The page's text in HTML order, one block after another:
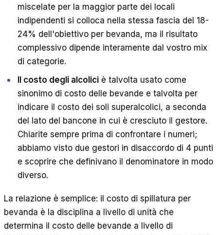
miscelate per la maggior parte dei locali
indipendenti si colloca nella stessa fascia del 18-
24% dell'obiettivo per bevanda, ma il risultato
complessivo dipende interamente dal vostro mix
di categorie.
Il costo degli alcolici è talvolta usato come
sinonimo di costo delle bevande e talvolta per
indicare il costo dei soli superalcolici, a seconda
del lato del bancone in cui è cresciuto il gestore.
Chiarite sempre prima di confrontare i numeri;
abbiamo visto due gestori in disaccordo di 4 punti
e scoprire che definivano il denominatore in modo
diverso.
La relazione è semplice: il costo di spillatura per
bevanda è la disciplina a livello di unità che
determina il costo delle bevande a livello di